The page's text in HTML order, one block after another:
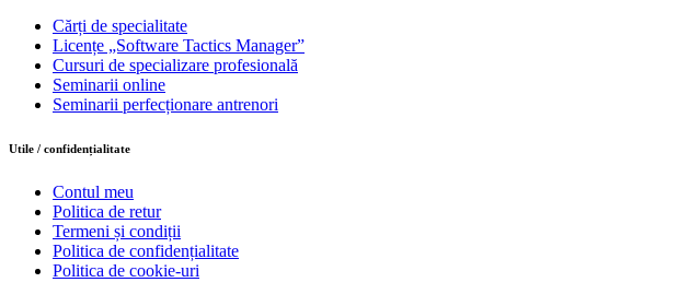
Cărți de specialitate
Licențe „Software Tactics Manager”
Cursuri de specializare profesională
Seminarii online
Seminarii perfecționare antrenori
Utile / confidențialitate
Contul meu
Politica de retur
Termeni și condiții
Politica de confidențialitate
Politica de cookie-uri